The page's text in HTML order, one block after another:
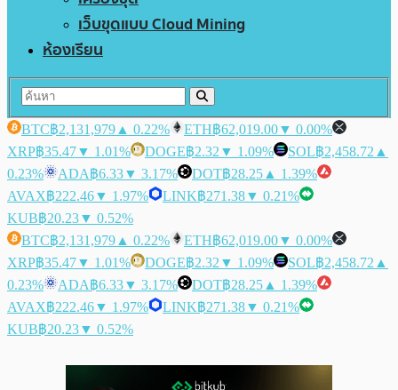
เว็บขุดแบบ Cloud Mining
ห้องเรียน
BTC฿2,131,979 ▲ 0.22% ETH฿62,019.00▼ 0.00%
XRP฿35.47▼ 1.01% DOGE฿2.32 ▼ 1.09% SOL฿2,458.72 ▲
0.23%
ADA฿6.33▼ 3.17% DOT฿28.25 ▲ 1.39%
AVAX฿222.46▼ 1.97% LINK฿271.38▼ 0.21%
KUB฿20.23▼ 0.52%
BTC฿2,131,979 ▲ 0.22% ETH฿62,019.00▼ 0.00%
XRP฿35.47▼ 1.01% DOGE฿2.32 ▼ 1.09% SOL฿2,458.72 ▲
0.23%
ADA฿6.33▼ 3.17% DOT฿28.25 ▲ 1.39%
AVAX฿222.46▼ 1.97% LINK฿271.38▼ 0.21%
KUB฿20.23▼ 0.52%